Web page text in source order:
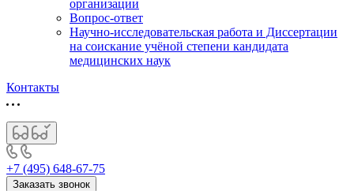
организации
Вопрос-ответ
Научно-исследовательская работа и Диссертации
на соискание учёной степени кандидата
медицинских наук
Контакты
+7 (495) 648-67-75
Заказать звонок